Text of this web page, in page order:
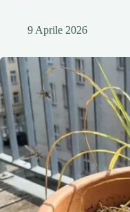
9 Aprile 2026